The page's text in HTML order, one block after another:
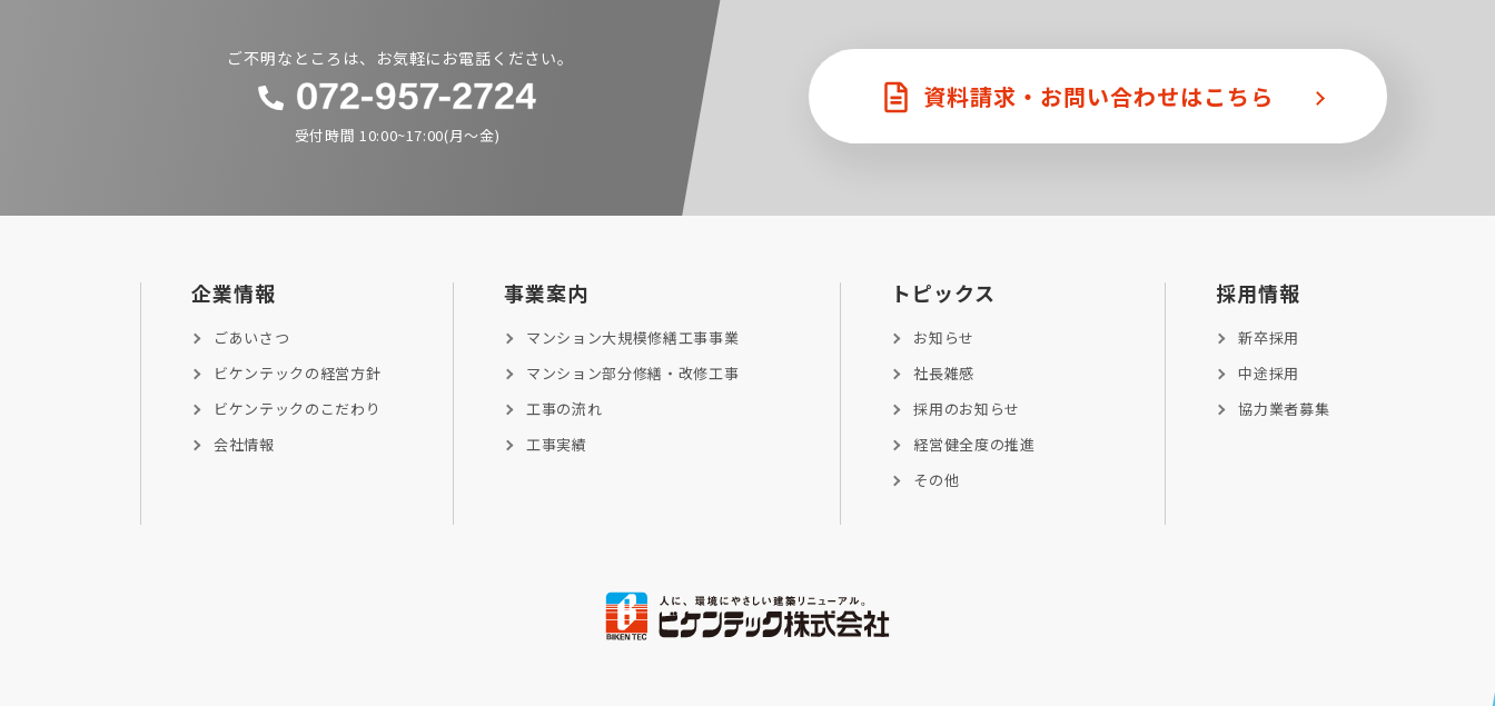
ご不明なところは、お気軽にお電話ください。
受付時間 10:00~17:00(月〜金)
資料請求・ お問い合わせはこちら
企業情報
ごあいさつ
ビケンテックの経営方針
ビケンテックのこだわり
会社情報
事業案内
マンション大規模修繕工事事業
マンション部分修繕・改修工事
工事の流れ
工事実績
トピックス
お知らせ
社長雑感
採用のお知らせ
経営健全度の推進
その他
採用情報
新卒採用
中途採用
協力業者募集